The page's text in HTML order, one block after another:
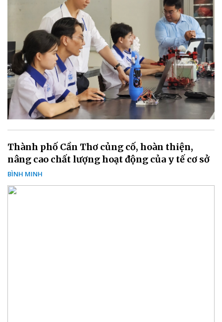
Thành phố Cần Thơ củng cố, hoàn thiện,
nâng cao chất lượng hoạt động của y tế cơ sở
BÌNH MINH